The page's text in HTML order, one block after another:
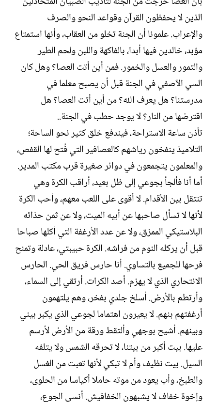
الذين لا يحفظون القرآن وقواعد النحو والصرف
والإعراب. علمونا أن الجنة تخلو من العقاب، وأنها استمتاع
مؤبد، خالدين فيها أبدا، بالفاكهة واللبن ولحم الطير
والتمور والعسل والخمور. فمن أين أتت العصا؟ وهل كان
السي الآصفي في الجنة قبل أن يصبح معلما في
مدرستنا؟ هل يعرف الله؟ من أين أتت العصا؟ هل
اقترضها من النار؟ لا يوجد حطب في الجنة..
تأذن ساعة الاستراحة، فيندفع خلق كثير نحو الساحة؛
التلاميذ ينفخون رياشهم كالعصافير التي فُتح لها القفص،
والمعلمون يتجمعون في دوائر صغيرة قرب مكتب المدير.
أما أنا فألجأ بجوعي إلى ظل بعيد، أراقب الكرة وهي
تنتقل بين الأقدام. لا أقوى على اللعب معهم، وأحب الكرة
لأنها لا تسأل صاحبها عن أبيه الميت، ولا عن ثمن حذائه
البلاستيكي الممزق، ولا عن عدد الأرغفة التي أكلها صباحا
قبل أن يركله النوم من فراشه. الكرة حبيبتي، عادلة وتمنح
فرحها للجميع بالتساوي. أنا حارس فريق الحي. الحارس
الانتحاري الذي لا يهزم. أصد الكرات. أرتقي إلى السماء،
وأرتطم بالأرض. أسلخ جلدي بفخر، وهم يلتهمون
أرغفتهم بنهم. لا يعيرون اهتماما لجوعي الذي يكبر بيني
وبينهم. أشيح بوجهي وألتقط ورقة من الأرض لأرسم
عليها. بيت أكبر من بيتنا، لا تحرقه الشمس ولا يتلفه
السيل. بيت نظيف وأم لا تبكي لأنها تعبت من الغسل
والطبخ، وأب يعود من موته حاملا أكياسا من الحلوى،
وإخوة خفاف لا يشبهون الخفافيش. أنسى الجوع،